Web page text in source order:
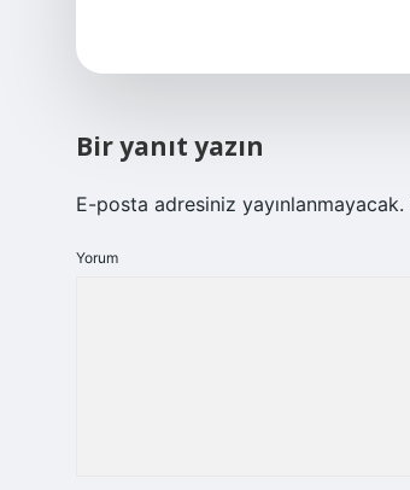
Bir yanıt yazın
E-posta adresiniz yayınlanmayacak.
Yorum